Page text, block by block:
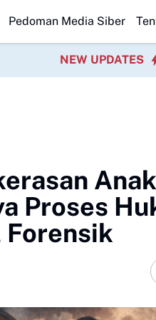
Peduli Pesisir Danlanal Dumai
Pedoman Media Siber
NEW UPDATES
Proses
Forensik